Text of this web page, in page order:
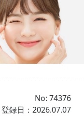
No: 74376
登録日：2026.07.07